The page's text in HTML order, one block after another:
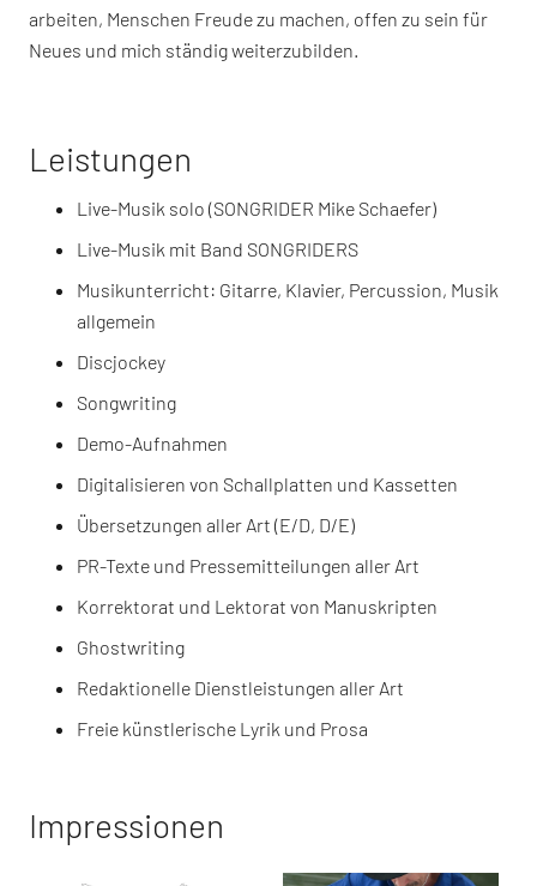
arbeiten, Menschen Freude zu machen, offen zu sein für
Neues und mich ständig weiterzubilden.
Leistungen
Live-Musik solo (SONGRIDER Mike Schaefer)
Live-Musik mit Band SONGRIDERS
Musikunterricht: Gitarre, Klavier, Percussion, Musik
allgemein
Discjockey
Songwriting
Demo-Aufnahmen
Digitalisieren von Schallplatten und Kassetten
Übersetzungen aller Art (E/D, D/E)
PR-Texte und Pressemitteilungen aller Art
Korrektorat und Lektorat von Manuskripten
Ghostwriting
Redaktionelle Dienstleistungen aller Art
Freie künstlerische Lyrik und Prosa
Impressionen